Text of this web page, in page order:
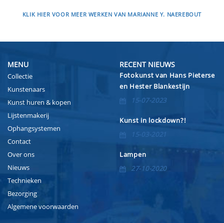
KLIK HIER VOOR MEER WERKEN VAN MARIANNE Y. NAEREBOUT
MENU
Collectie
Kunstenaars
Kunst huren & kopen
Lijstenmakerij
Ophangsystemen
Contact
Over ons
Nieuws
Technieken
Bezorging
Algemene voorwaarden
RECENT NIEUWS
Fotokunst van Hans Pieterse
en Hester Blankestijn
15-07-2023
Kunst in lockdown?!
15-03-2021
Lampen
27-10-2020